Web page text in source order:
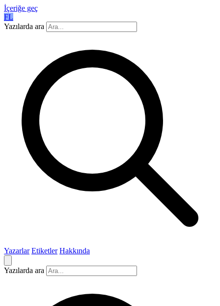
İçeriğe geç
FL
Yazılarda ara
Yazarlar Etiketler Hakkında
Yazılarda ara